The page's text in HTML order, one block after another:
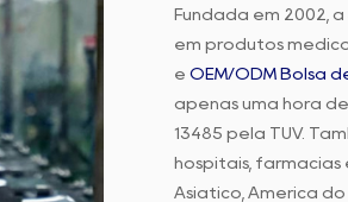
Fundada em 2002,
em produtos
e OEM/ODM Bolsa
apenas uma hora
13485 pela TUV.
hospitais, farmácias
Asiático, América do